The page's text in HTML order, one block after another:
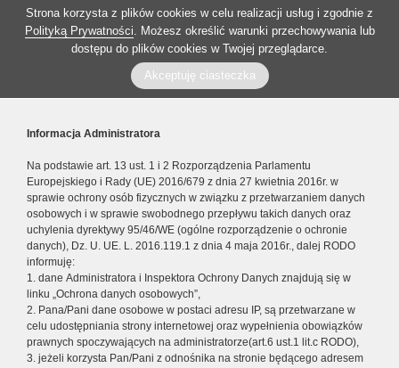
Strona korzysta z plików cookies w celu realizacji usług i zgodnie z
Polityką Prywatności. Możesz określić warunki przechowywania lub
dostępu do plików cookies w Twojej przeglądarce.
Akceptuję ciasteczka
Informacja Administratora
Na podstawie art. 13 ust. 1 i 2 Rozporządzenia Parlamentu
Europejskiego i Rady (UE) 2016/679 z dnia 27 kwietnia 2016r. w
sprawie ochrony osób fizycznych w związku z przetwarzaniem danych
osobowych i w sprawie swobodnego przepływu takich danych oraz
uchylenia dyrektywy 95/46/WE (ogólne rozporządzenie o ochronie
danych), Dz. U. UE. L. 2016.119.1 z dnia 4 maja 2016r., dalej RODO
informuję:
1. dane Administratora i Inspektora Ochrony Danych znajdują się w
linku „Ochrona danych osobowych”,
2. Pana/Pani dane osobowe w postaci adresu IP, są przetwarzane w
celu udostępniania strony internetowej oraz wypełnienia obowiązków
prawnych spoczywających na administratorze(art.6 ust.1 lit.c RODO),
3. jeżeli korzysta Pan/Pani z odnośnika na stronie będącego adresem